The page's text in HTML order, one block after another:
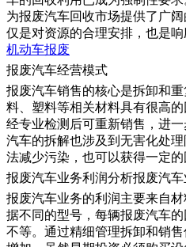
为报废汽车回收市场提供了广
仅是对资源的合理安排，也是响
机动车报废
报废汽车经营模式
报废汽车销售的核心是拆卸和
料、塑料等相关材料具有很高
经专业检测后可重新销售，进
汽车的拆解也涉及到无害化处
法减少污染，也可以获得一定的
报废汽车业务利润分析报废汽
报废汽车业务的利润主要来自
据不同的型号，每辆报废汽车
不等。通过精细管理拆卸和销